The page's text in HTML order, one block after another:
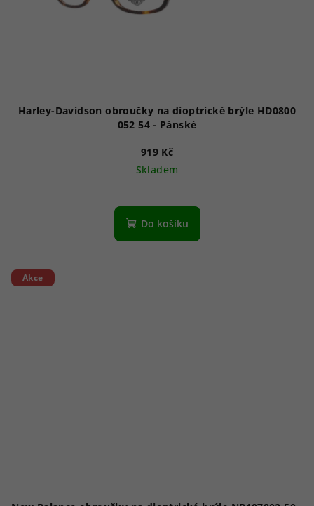
Harley-Davidson obroučky na dioptrické brýle HD0800
052 54 - Pánské
919 Kč
Skladem
Do košíku
Akce